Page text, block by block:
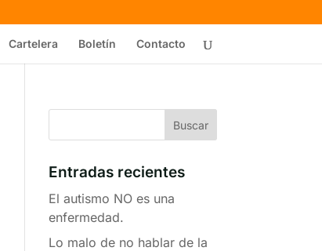
Cartelera Boletín Contacto
Entradas recientes
El autismo NO es una
enfermedad.
Lo malo de no hablar de la